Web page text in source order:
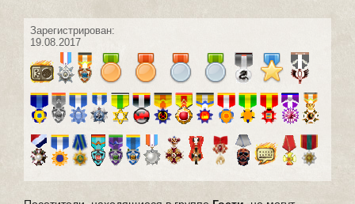
Зарегистрирован:
19.08.2017